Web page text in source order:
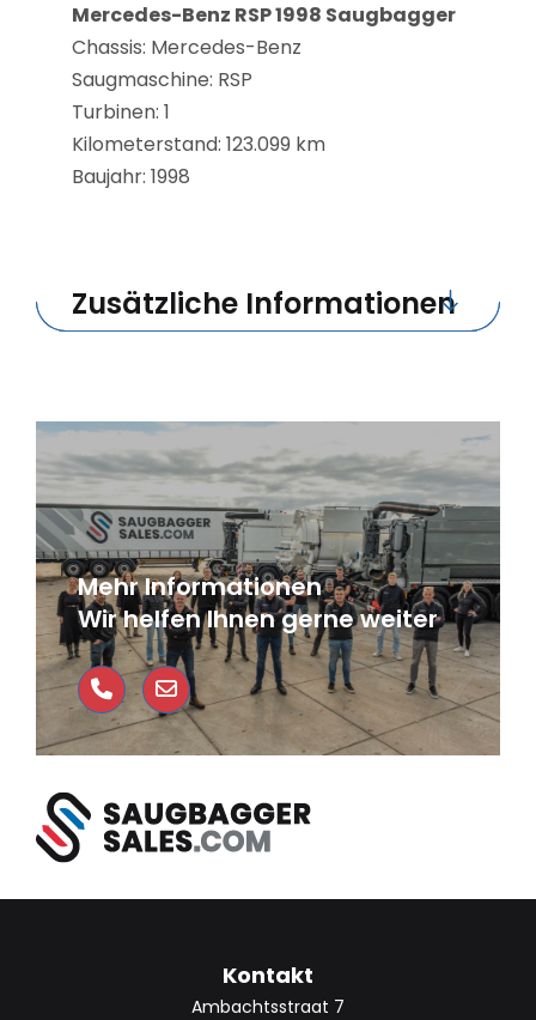
Mehr Informationen
Wir helfen Ihnen gerne weiter
Mercedes-Benz RSP 1998 Saugbagger
Chassis: Mercedes-Benz
Saugmaschine: RSP
Turbinen: 1
Kilometerstand: 123.099 km
Baujahr: 1998
Zusätzliche Informationen
Kontakt
Ambachtsstraat 7